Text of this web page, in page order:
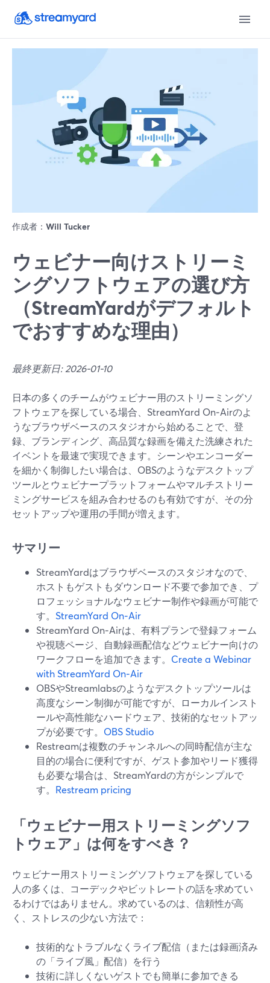
作成者： Will Tucker
ウェビナー向けストリーミ
ングソフトウェアの選び方
（StreamYardがデフォルト
でおすすめな理由）
最終更新日: 2026-01-10
日本の多くのチームがウェビナー用のストリーミングソ
フトウェアを探している場合、StreamYard On‑Airのよ
うなブラウザベースのスタジオから始めることで、登
録、ブランディング、高品質な録画を備えた洗練された
イベントを最速で実現できます。シーンやエンコーダー
を細かく制御したい場合は、OBSのようなデスクトップ
ツールとウェビナープラットフォームやマルチストリー
ミングサービスを組み合わせるのも有効ですが、その分
セットアップや運用の手間が増えます。
サマリー
StreamYardはブラウザベースのスタジオなので、
ホストもゲストもダウンロード不要で参加でき、プ
ロフェッショナルなウェビナー制作や録画が可能で
す。 StreamYard On‑Air
StreamYard On‑Airは、有料プランで登録フォーム
や視聴ページ、自動録画配信などウェビナー向けの
ワークフローを追加できます。 Create a Webinar
with StreamYard On‑Air
OBSやStreamlabsのようなデスクトップツールは
高度なシーン制御が可能ですが、ローカルインスト
ールや高性能なハードウェア、技術的なセットアッ
プが必要です。 OBS Studio
Restreamは複数のチャンネルへの同時配信が主な
目的の場合に便利ですが、ゲスト参加やリード獲得
も必要な場合は、StreamYardの方がシンプルで
す。 Restream pricing
「ウェビナー用ストリーミングソフ
トウェア」は何をすべき？
ウェビナー用ストリーミングソフトウェアを探している
人の多くは、コーデックやビットレートの話を求めてい
るわけではありません。求めているのは、信頼性が高
く、ストレスの少ない方法で：
技術的なトラブルなくライブ配信（または録画済み
の「ライブ風」配信）を行う
技術に詳しくないゲストでも簡単に参加できる